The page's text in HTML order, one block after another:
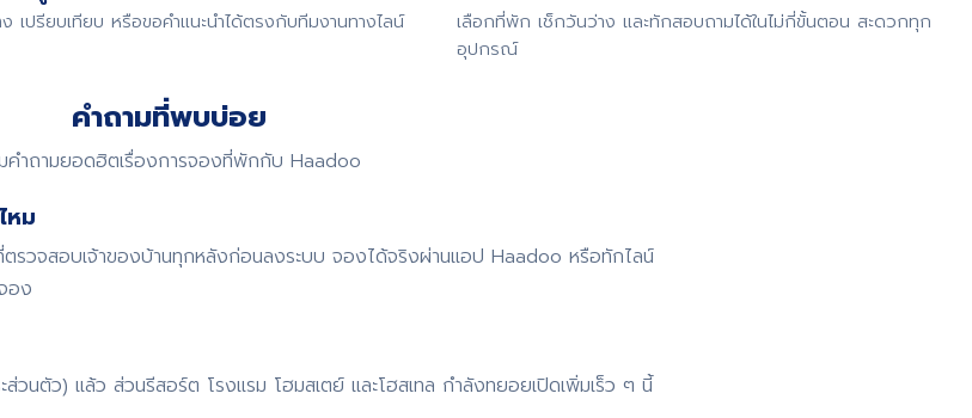
เปรียบเทียบ หรือขอคำแนะนำได้ตรงกับทีมงานทางไลน์
เลือกที่พัก เช็กวันว่าง และทักสอบถามได้ในไม่กี่ขั้นตอน สะดวกทุก
อุปกรณ์
คำถามที่พบบ่อย
คำถามยอดฮิตเรื่องการจองที่พักกับ Haadoo
หม
วจสอบเจ้าของบ้านทุกหลังก่อนลงระบบ จองได้จริงผ่านแอป Haadoo หรือทักไลน์
อง
นตัว) แล้ว ส่วนรีสอร์ต โรงแรม โฮมสเตย์ และโฮสเทล กำลังทยอยเปิดเพิ่มเร็ว ๆ นี้